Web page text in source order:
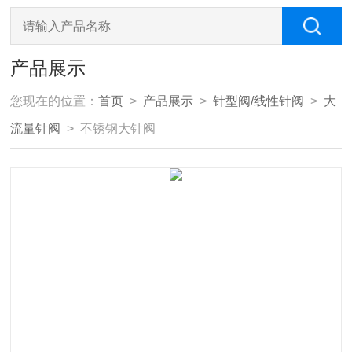
产品展示
您现在的位置：首页 > 产品展示 >针型阀/线性针阀 > 大
流量针阀 > 不锈钢大针阀